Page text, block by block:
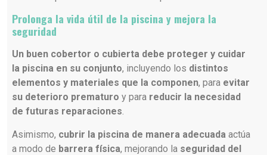
Prolonga la vida útil de la piscina y mejora la
seguridad
Un buen cobertor o cubierta debe proteger y cuidar
la piscina en su conjunto, incluyendo los distintos
elementos y materiales que la componen, para evitar
su deterioro prematuro y para reducir la necesidad
de futuras reparaciones.
Asimismo, cubrir la piscina de manera adecuada actúa
a modo de barrera física, mejorando la seguridad del